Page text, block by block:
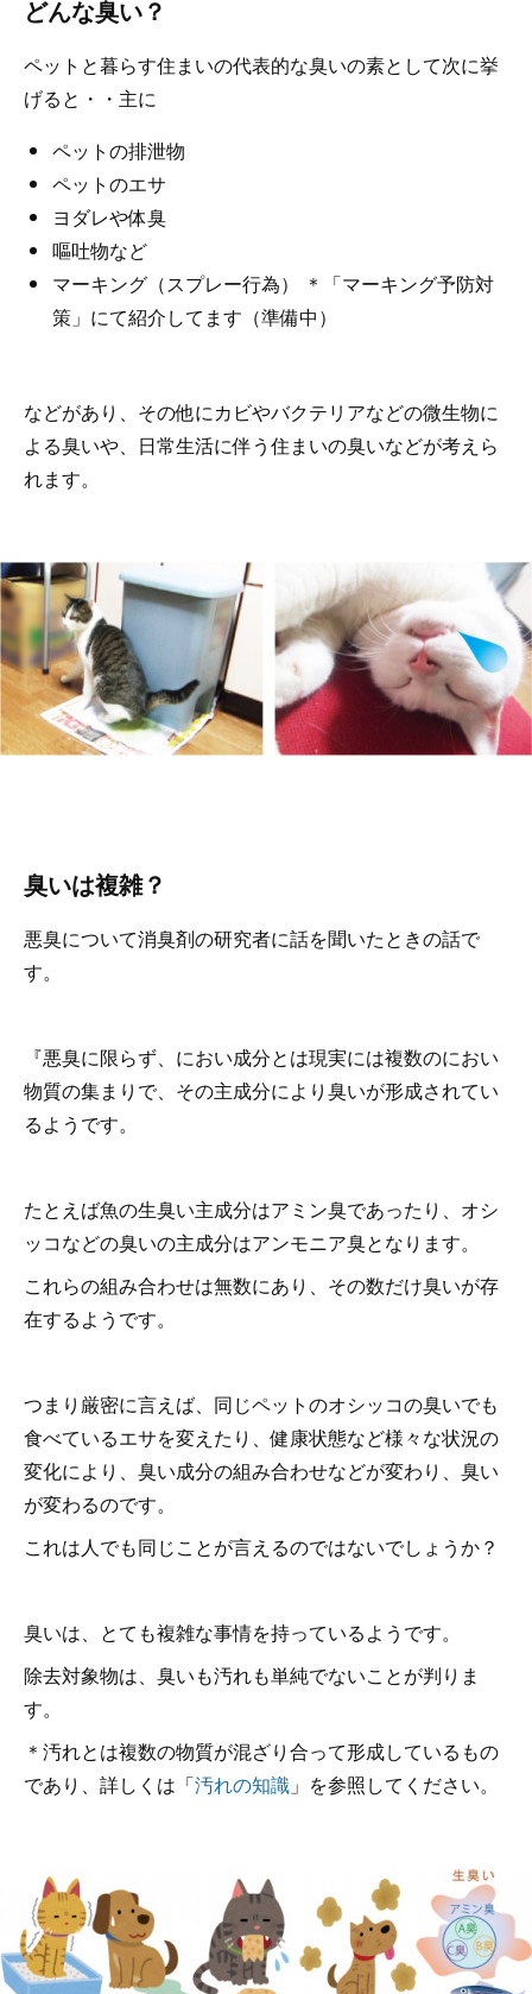
どんな臭い？
ペットと暮らす住まいの代表的な臭いの素として次に挙
げると・・主に
ペットの排泄物
ペットのエサ
ヨダレや体臭
嘔吐物など
マーキング（スプレー行為） ＊「マーキング予防対
策」にて紹介してます（準備中）
などがあり、その他にカビやバクテリアなどの微生物に
よる臭いや、日常生活に伴う住まいの臭いなどが考えら
れます。
臭いは複雑？
悪臭について消臭剤の研究者に話を聞いたときの話で
す。
『悪臭に限らず、におい成分とは現実には複数のにおい
物質の集まりで、その主成分により臭いが形成されてい
るようです。
たとえば魚の生臭い主成分はアミン臭であったり、オシ
ッコなどの臭いの主成分はアンモニア臭となります。
これらの組み合わせは無数にあり、その数だけ臭いが存
在するようです。
つまり厳密に言えば、同じペットのオシッコの臭いでも
食べているエサを変えたり、健康状態など様々な状況の
変化により、臭い成分の組み合わせなどが変わり、臭い
が変わるのです。
これは人でも同じことが言えるのではないでしょうか？
臭いは、とても複雑な事情を持っているようです。
除去対象物は、臭いも汚れも単純でないことが判りま
す。
＊汚れとは複数の物質が混ざり合って形成しているもの
であり、詳しくは「汚れの知識 」を参照してください。